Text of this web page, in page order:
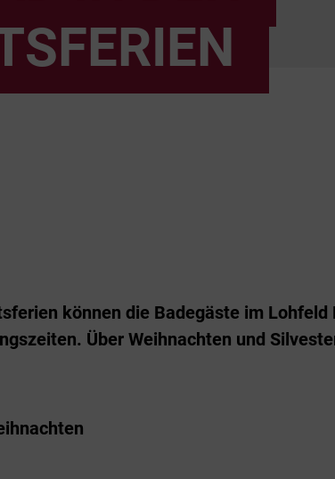
können die Badegäste im Lohfeld
Über Weihnachten und